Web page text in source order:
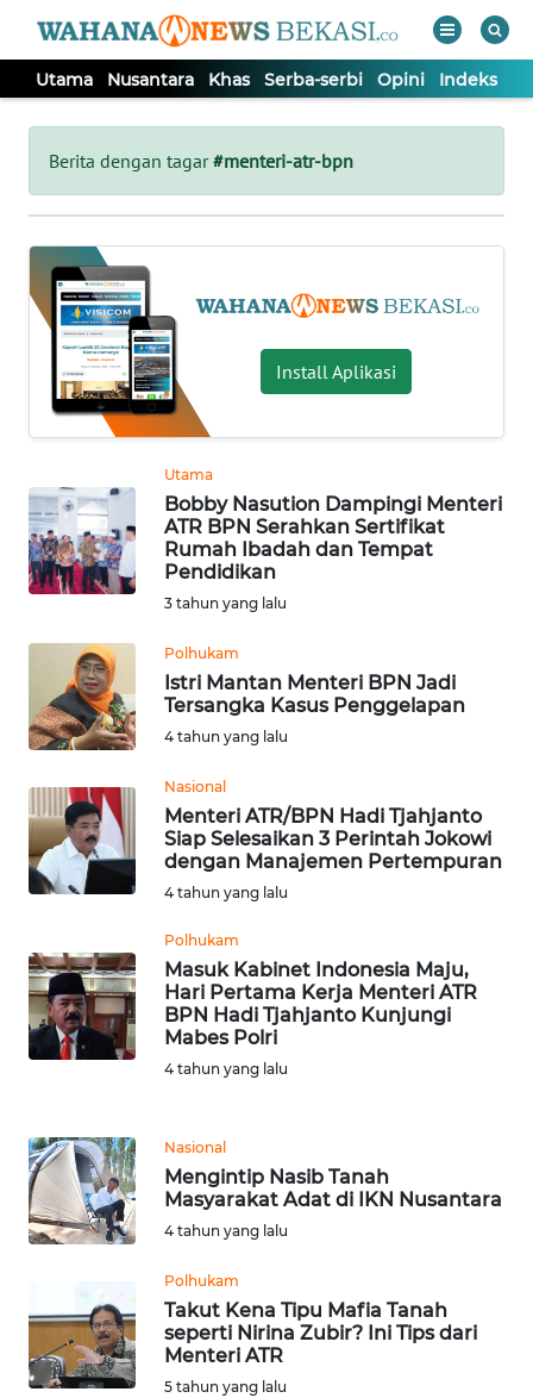
Utama Nusantara Khas Serba-serbi Opini Indeks
Berita dengan tagar#menteri-atr-bpn
Install Aplikasi
Utama
Bobby Nasution Dampingi Menteri
ATR BPN Serahkan Sertifikat
Rumah Ibadah dan Tempat
Pendidikan
3 tahun yang lalu
Polhukam
Istri Mantan Menteri BPN Jadi
Tersangka Kasus Penggelapan
4 tahun yang lalu
Nasional
Menteri ATR/BPN Hadi Tjahjanto
Siap Selesaikan 3 Perintah Jokowi
dengan Manajemen Pertempuran
4 tahun yang lalu
Polhukam
Masuk Kabinet Indonesia Maju,
Hari Pertama Kerja Menteri ATR
BPN Hadi Tjahjanto Kunjungi
Mabes Polri
4 tahun yang lalu
Nasional
Mengintip Nasib Tanah
Masyarakat Adat di IKN Nusantara
4 tahun yang lalu
Polhukam
Takut Kena Tipu Mafia Tanah
seperti Nirina Zubir? Ini Tips dari
Menteri ATR
5 tahun yang lalu
Tutup
UTAMA
NUSANTARA
KHAS
SERBA-
SERBI
OPINI
Informasi
BERITA
KONTAK
KAMI
INFO
IKLAN
TENTANG
PEDOMAN
MEDIA
SIBER
KARIR
DISCLAIMER
Regional
WN